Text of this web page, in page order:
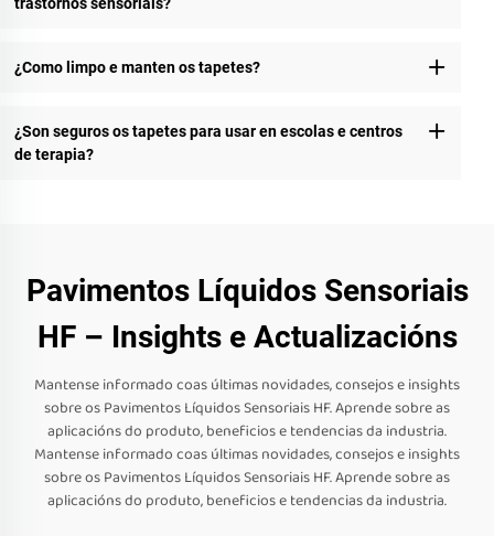
¿Como limpo e manten os tapetes?
¿Son seguros os tapetes para usar en escolas e centros
de terapia?
Pavimentos Líquidos Sensoriais
HF – Insights e Actualizacións
Mantense informado coas últimas novidades, consejos e insights
sobre os Pavimentos Líquidos Sensoriais HF. Aprende sobre as
aplicacións do produto, beneficios e tendencias da industria.
Mantense informado coas últimas novidades, consejos e insights
sobre os Pavimentos Líquidos Sensoriais HF. Aprende sobre as
aplicacións do produto, beneficios e tendencias da industria.